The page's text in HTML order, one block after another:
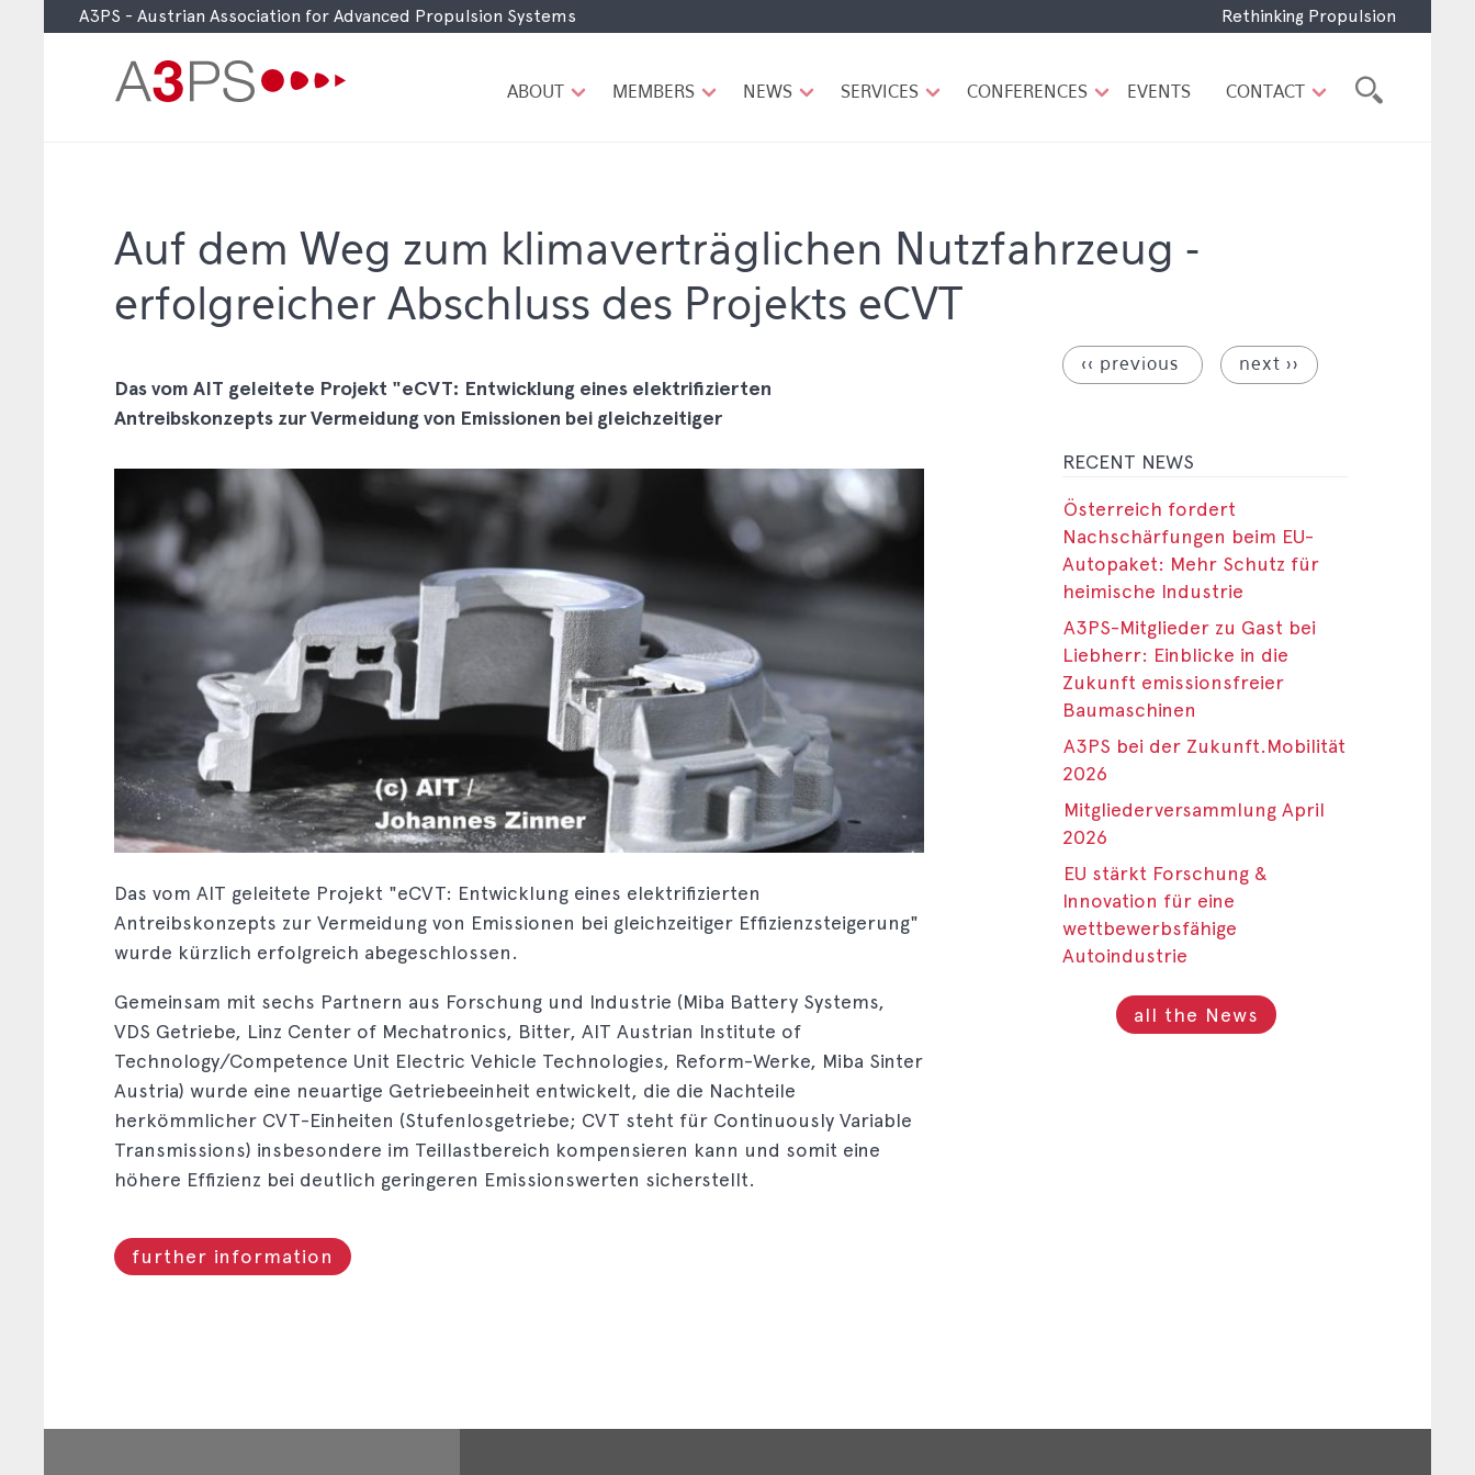
A3PS - Austrian Association for Advanced Propulsion Systems Rethinking Propulsion
T
I
ABOUT MEMBERS NEWS SERVICES CONFERENCES EVENTS CONTACT
Auf dem Weg zum klimaverträglichen Nutzfahrzeug -
erfolgreicher Abschluss des Projekts eCVT
Das vom AIT geleitete Projekt "eCVT: Entwicklung eines elektrifizierten
Antreibskonzepts zur Vermeidung von Emissionen bei gleichzeitiger
Das vom AIT geleitete Projekt "eCVT: Entwicklung eines elektrifizierten
Antreibskonzepts zur Vermeidung von Emissionen bei gleichzeitiger Effizienzsteigerung"
wurde kürzlich erfolgreich abegeschlossen.
Gemeinsam mit sechs Partnern aus Forschung und Industrie (Miba Battery Systems,
VDS Getriebe, Linz Center of Mechatronics, Bitter, AIT Austrian Institute of
Technology/Competence Unit Electric Vehicle Technologies, Reform-Werke, Miba Sinter
Austria) wurde eine neuartige Getriebeeinheit entwickelt, die die Nachteile
herkömmlicher CVT-Einheiten (Stufenlosgetriebe; CVT steht für Continuously Variable
Transmissions) insbesondere im Teillastbereich kompensieren kann und somit eine
höhere Effizienz bei deutlich geringeren Emissionswerten sicherstellt.
further information
‹‹ previous next ››
RECENT NEWS
Österreich fordert
Nachschärfungen beim EU-
Autopaket: Mehr Schutz für
heimische Industrie
A3PS-Mitglieder zu Gast bei
Liebherr: Einblicke in die
Zukunft emissionsfreier
Baumaschinen
A3PS bei der Zukunft.Mobilität
2026
Mitgliederversammlung April
2026
EU stärkt Forschung &
Innovation für eine
wettbewerbsfähige
Autoindustrie
all the News